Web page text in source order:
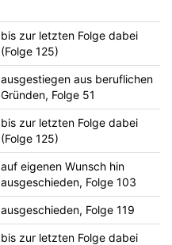
bis zur letzten Folge dabei
(Folge 125)
ausgestiegen aus beruflichen
Gründen, Folge 51
bis zur letzten Folge dabei
(Folge 125)
auf eigenen Wunsch hin
ausgeschieden, Folge 103
ausgeschieden, Folge 119
bis zur letzten Folge dabei